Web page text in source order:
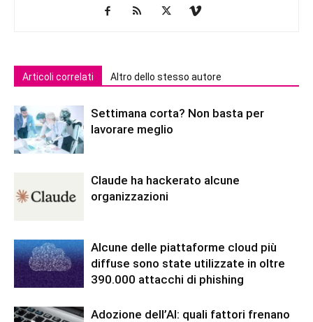
Articoli correlati Altro dello stesso autore
Settimana corta? Non basta per
lavorare meglio
Claude ha hackerato alcune
organizzazioni
Alcune delle piattaforme cloud più
diffuse sono state utilizzate in oltre
390.000 attacchi di phishing
Adozione dell’AI: quali fattori frenano